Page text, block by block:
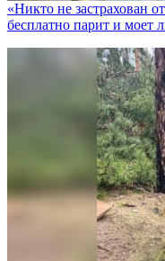
«Никто не заcтрахован
бесплатно парит и моет